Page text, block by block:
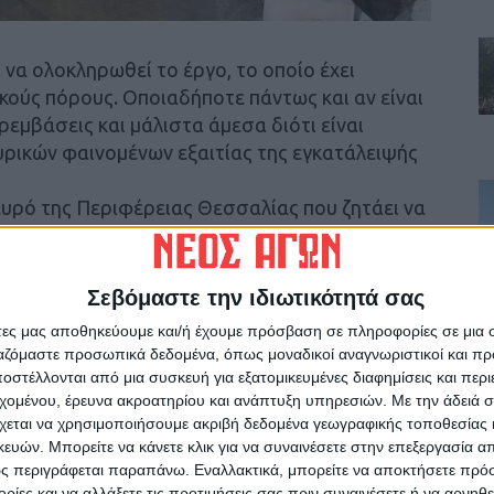
Σεβόμαστε την ιδιωτικότητά σας
μας αποθηκεύουμε και/ή έχουμε πρόσβαση σε πληροφορίες σε
προσωπικά δεδομένα, όπως μοναδικοί αναγνωριστικοί και
από μια συσκευή για εξατομικευμένες διαφημίσεις και
έρευνα ακροατηρίου και ανάπτυξη υπηρεσιών. Με την άδειά
να χρησιμοποιήσουμε ακριβή δεδομένα γεωγραφικής τοποθεσίας
Μπορείτε να κάνετε κλικ για να συναινέσετε στην επεξεργασία
περιγράφεται παραπάνω. Εναλλακτικά, μπορείτε να αποκτήσετε
ολοκληρωθεί το έργο, το οποίο έχει
πόρους. Οποιαδήποτε πάντως και αν είναι
και μάλιστα άμεσα διότι είναι
φαινομένων εξαιτίας της εγκατάλειψής
της Περιφέρειας Θεσσαλίας που ζητάει να
υπογραμμίζοντας πως το ζητούμενο είναι η
να δοθεί μια λύση. Από την αυτοψία
της σήραγγας διαπιστώσαμε ότι είναι
με καταστροφικές πλημμύρες το
καιρικών φαινομένων, όπως έγινε το
«Φοβάμαι ότι θα βρεθούμε
καταστάσεις αν δεν ληφθούν μέτρα.
τότε, τουλάχιστον να γίνει η
τα απαιτούμενα μέτρα».